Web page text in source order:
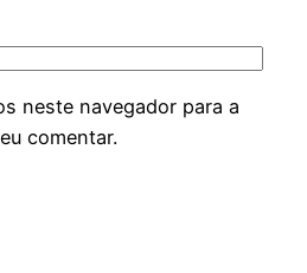
neste navegador para a
comentar.